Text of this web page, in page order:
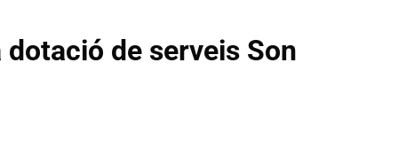
de serveis Son